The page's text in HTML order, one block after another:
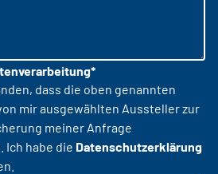
dass die oben genannten
mir ausgewählten Aussteller zur
meiner Anfrage
habe die Datenschutzerklärung